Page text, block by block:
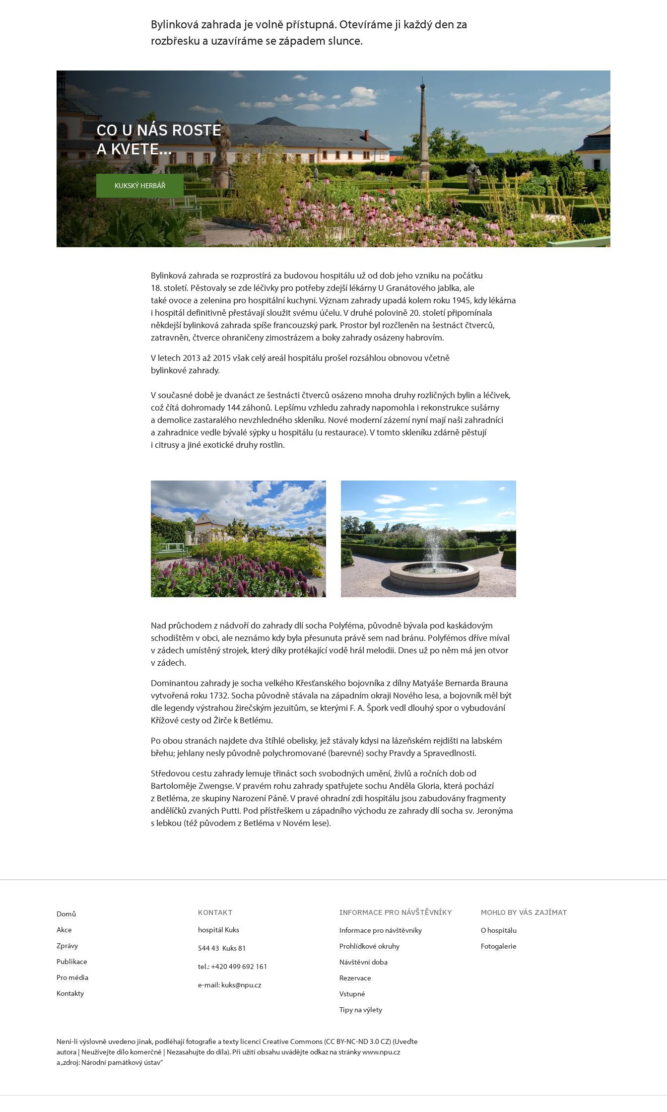
Bylinková zahrada je volně přístupná. Otevíráme ji každý den za
rozbřesku a uzavíráme se západem slunce.
CO U NÁS ROSTE
A KVETE...
KUKSKÝ HERBÁŘ
Bylinková zahrada se rozprostírá za budovou hospitálu už od dob jeho vzniku na počátku
18. století. Pěstovaly se zde léčivky pro potřeby zdejší lékárny U Granátového jablka, ale
také ovoce a zelenina pro hospitální kuchyni. Význam zahrady upadá kolem roku 1945, kdy lékárna
i hospitál definitivně přestávají sloužit svému účelu. V druhé polovině 20. století připomínala
někdejší bylinková zahrada spíše francouzský park. Prostor byl rozčleněn na šestnáct čtverců,
zatravněn, čtverce ohraničeny zimostrázem a boky zahrady osázeny habrovím.
V letech 2013 až 2015 však celý areál hospitálu prošel rozsáhlou obnovou včetně
bylinkové zahrady.
V současné době je dvanáct ze šestnácti čtverců osázeno mnoha druhy rozličných bylin a léčivek,
což čítá dohromady 144 záhonů. Lepšímu vzhledu zahrady napomohla i rekonstrukce sušárny
a demolice zastaralého nevzhledného skleníku. Nové moderní zázemí nyní mají naši zahradníci
a zahradnice vedle bývalé sýpky u hospitálu (u restaurace). V tomto skleníku zdárně pěstují
i citrusy a jiné exotické druhy rostlin.
Nad průchodem z nádvoří do zahrady dlí socha Polyféma, původně bývala pod kaskádovým
schodištěm v obci, ale neznámo kdy byla přesunuta právě sem nad bránu. Polyfémos dříve míval
v zádech umístěný strojek, který díky protékající vodě hrál melodii. Dnes už po něm má jen otvor
v zádech.
Dominantou zahrady je socha velkého Křesťanského bojovníka z dílny Matyáše Bernarda Brauna
vytvořená roku 1732. Socha původně stávala na západním okraji Nového lesa, a bojovník měl být
dle legendy výstrahou žirečským jezuitům, se kterými F. A. Špork vedl dlouhý spor o vybudování
Křížové cesty od Žirče k Betlému.
Po obou stranách najdete dva štíhlé obelisky, jež stávaly kdysi na lázeňském rejdišti na labském
břehu; jehlany nesly původně polychromované (barevné) sochy Pravdy a Spravedlnosti.
Středovou cestu zahrady lemuje třináct soch svobodných umění, živlů a ročních dob od
Bartoloměje Zwengse. V pravém rohu zahrady spatřujete sochu Anděla Gloria, která pochází
z Betléma, ze skupiny Narození Páně. V pravé ohradní zdi hospitálu jsou zabudovány fragmenty
andělíčků zvaných Putti. Pod přístřeškem u západního východu ze zahrady dlí socha sv. Jeronýma
s lebkou (též původem z Betléma v Novém lese).
Domů
Akce
Zprávy
Publikace
Pro média
Kontakty
KONTAKT
hospitál Kuks
544 43 Kuks 81
tel.: +420 499 692 161
e-mail: kuks@npu.cz
INFORMACE PRO NÁVŠTĚVNÍKY
Informace pro návštěvníky
Prohlídkové okruhy
Návštěvní doba
Rezervace
Vstupné
Tipy na výlety
MOHLO BY VÁS ZAJÍMAT
O hospitálu
Fotogalerie
Není-li výslovně uvedeno jinak, podléhají fotografie a texty licenci Creative Commons (CC BY-NC-ND 3.0 CZ) (Uveďte
autora | Neužívejte dílo komerčně | Nezasahujte do díla). Při užití obsahu uvádějte odkaz na stránky www.npu.cz
a „zdroj: Národní památkový ústav“